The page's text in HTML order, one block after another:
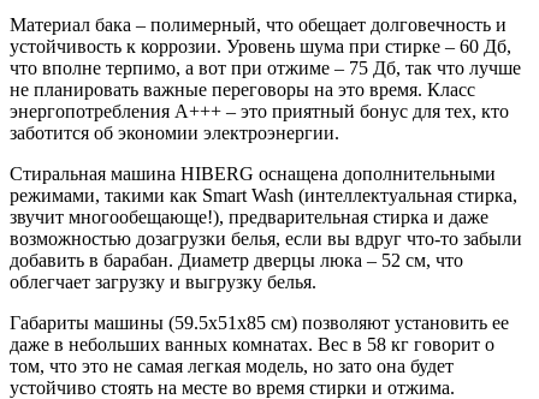
Материал бака – полимерный, что обещает долговечность и
устойчивость к коррозии. Уровень шума при стирке – 60 Дб,
что вполне терпимо, а вот при отжиме – 75 Дб, так что лучше
не планировать важные переговоры на это время. Класс
энергопотребления A+++ – это приятный бонус для тех, кто
заботится об экономии электроэнергии.
Стиральная машина HIBERG оснащена дополнительными
режимами, такими как Smart Wash (интеллектуальная стирка,
звучит многообещающе!), предварительная стирка и даже
возможностью дозагрузки белья, если вы вдруг что-то забыли
добавить в барабан. Диаметр дверцы люка – 52 см, что
облегчает загрузку и выгрузку белья.
Габариты машины (59.5x51x85 см) позволяют установить ее
даже в небольших ванных комнатах. Вес в 58 кг говорит о
том, что это не самая легкая модель, но зато она будет
устойчиво стоять на месте во время стирки и отжима.